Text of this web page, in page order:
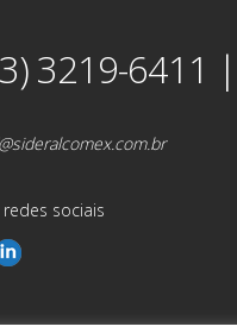
3219-6411
sociais